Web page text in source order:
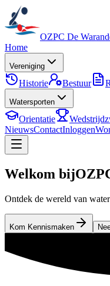
OZPC De
Home
Vereniging
Historie Bestuur
Watersporten
Orientatie
NieuwsContactInloggen
Welkom bij
Ontdek de wereld van
Kom Kennismaken